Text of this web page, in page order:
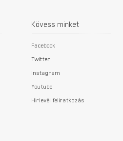
Kövess minket
Facebook
Twitter
Instagram
Youtube
Hirlevél feliratkozás